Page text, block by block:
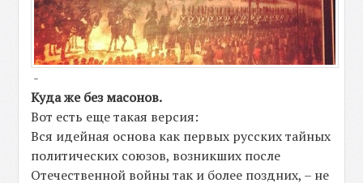
-
Куда же без масонов.
Вот есть еще такая версия:
Вся идейная основа как первых русских тайных
политических союзов, возникших после
Отечественной войны так и более поздних, – не